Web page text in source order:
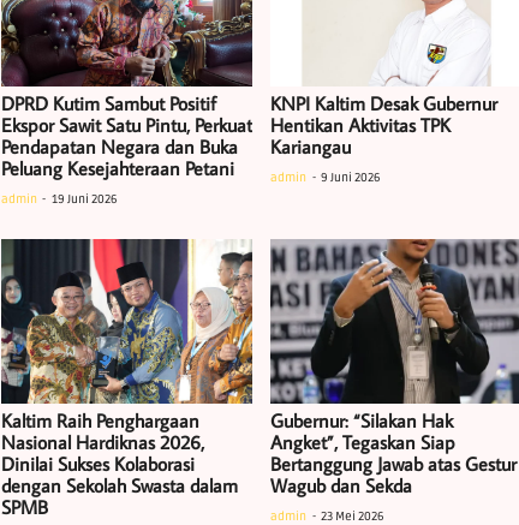
DPRD Kutim Sambut Positif
Ekspor Sawit Satu Pintu, Perkuat
Pendapatan Negara dan Buka
Peluang Kesejahteraan Petani
admin 19 Juni 2026
KNPI Kaltim Desak Gubernur
Hentikan Aktivitas TPK
Kariangau
admin 9 Juni 2026
Kaltim Raih Penghargaan
Nasional Hardiknas 2026,
Dinilai Sukses Kolaborasi
dengan Sekolah Swasta dalam
SPMB
Gubernur: “Silakan Hak
Angket”, Tegaskan Siap
Bertanggung Jawab atas Gestur
Wagub dan Sekda
admin 23 Mei 2026